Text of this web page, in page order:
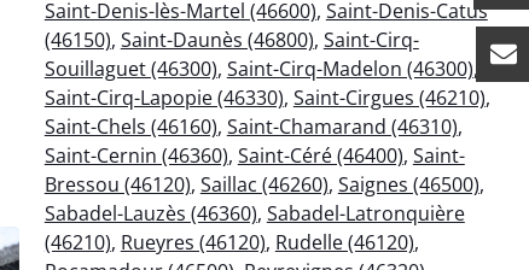
Saint-Denis-lès-Martel (46600), Saint-Denis-Catus
(46150), Saint-Daunès (46800), Saint-Cirq-
Souillaguet (46300), Saint-Cirq-Madelon (46300),
Saint-Cirq-Lapopie (46330), Saint-Cirgues (46210),
Saint-Chels (46160), Saint-Chamarand (46310),
Saint-Cernin (46360), Saint-Céré (46400), Saint-
Bressou (46120), Saillac (46260), Saignes (46500),
Sabadel-Lauzès (46360), Sabadel-Latronquière
(46210), Rueyres (46120), Rudelle (46120),